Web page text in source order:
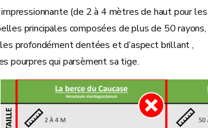
(de 2 à 4 mètres de haut pour
principales composées de plus de 50 rayons,
profondément dentées et d’aspect brillant ,
pourpres qui parsèment sa tige.